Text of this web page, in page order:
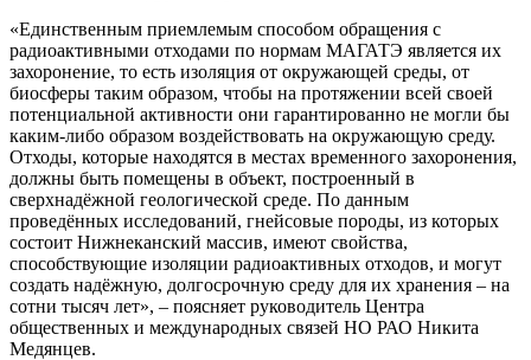
«Единственным приемлемым способом обращения с
радиоактивными отходами по нормам МАГАТЭ является их
захоронение, то есть изоляция от окружающей среды, от
биосферы таким образом, чтобы на протяжении всей своей
потенциальной активности они гарантированно не могли бы
каким-либо образом воздействовать на окружающую среду.
Отходы, которые находятся в местах временного захоронения,
должны быть помещены в объект, построенный в
сверхнадёжной геологической среде. По данным
проведённых исследований, гнейсовые породы, из которых
состоит Нижнеканский массив, имеют свойства,
способствующие изоляции радиоактивных отходов, и могут
создать надёжную, долгосрочную среду для их хранения – на
сотни тысяч лет», – поясняет руководитель Центра
общественных и международных связей НО РАО Никита
Медянцев.